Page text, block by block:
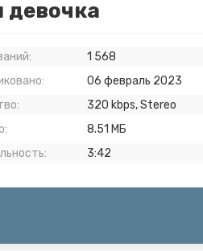
девочка
1 568
06 февраль 2023
320 kbps, Stereo
8.51 МБ
3:42